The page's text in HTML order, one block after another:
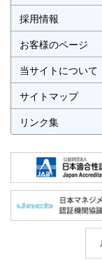
採用情報
お客様のページ
当サイトについて
サイトマップ
リンク集